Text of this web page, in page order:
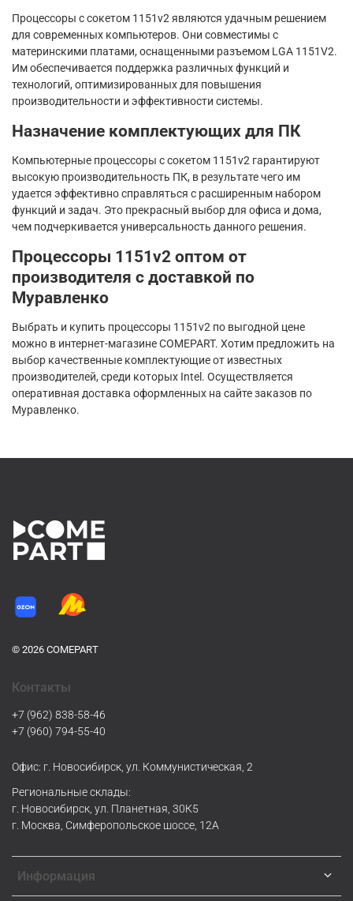
Процессоры с сокетом 1151v2 являются удачным решением
для современных компьютеров. Они совместимы с
материнскими платами, оснащенными разъемом LGA 1151V2.
Им обеспечивается поддержка различных функций и
технологий, оптимизированных для повышения
производительности и эффективности системы.
Назначение комплектующих для ПК
Компьютерные процессоры с сокетом 1151v2 гарантируют
высокую производительность ПК, в результате чего им
удается эффективно справляться с расширенным набором
функций и задач. Это прекрасный выбор для офиса и дома,
чем подчеркивается универсальность данного решения.
Процессоры 1151v2 оптом от
производителя с доставкой по
Муравленко
Выбрать и купить процессоры 1151v2 по выгодной цене
можно в интернет-магазине COMEPART. Хотим предложить на
выбор качественные комплектующие от известных
производителей, среди которых Intel. Осуществляется
оперативная доставка оформленных на сайте заказов по
Муравленко.
© 2026 COMEPART
Информация
Контакты
+7 (962) 838-58-46
+7 (960) 794-55-40
Офис: г. Новосибирск, ул. Коммунистическая, 2
Региональные склады:
г. Новосибирск, ул. Планетная, 30К5
г. Москва, Симферопольское шоссе, 12А